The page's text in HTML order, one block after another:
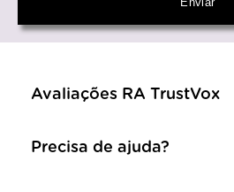
Avaliações RA TrustVox
Precisa de ajuda?